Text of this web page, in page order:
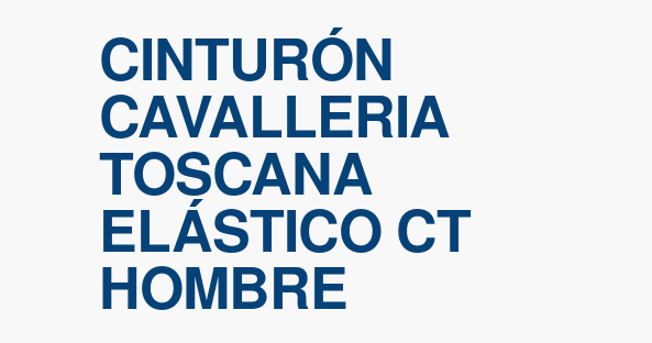
CINTURÓN
CAVALLERIA
TOSCANA
ELÁSTICO CT
HOMBRE